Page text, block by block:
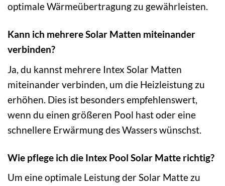
optimale Wärmeübertragung zu gewährleisten.
Kann ich mehrere Solar Matten miteinander
verbinden?
Ja, du kannst mehrere Intex Solar Matten
miteinander verbinden, um die Heizleistung zu
erhöhen. Dies ist besonders empfehlenswert,
wenn du einen größeren Pool hast oder eine
schnellere Erwärmung des Wassers wünschst.
Wie pflege ich die Intex Pool Solar Matte richtig?
Um eine optimale Leistung der Solar Matte zu